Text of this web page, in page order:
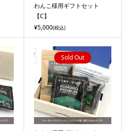
わんこ様用ギフトセット
【C】
¥5,000(税込)
Sold Out